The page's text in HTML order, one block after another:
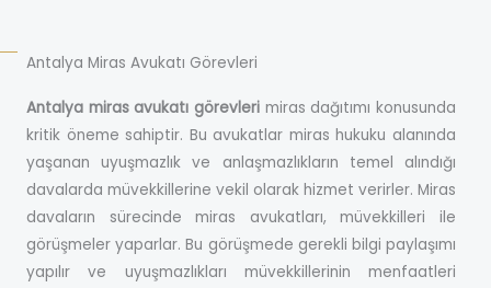
*
Antalya Miras Avukatı Görevleri
Antalya miras avukatı görevleri miras dağıtımı konusunda
kritik öneme sahiptir. Bu avukatlar miras hukuku alanında
yaşanan uyuşmazlık ve anlaşmazlıkların temel alındığı
davalarda müvekkillerine vekil olarak hizmet verirler. Miras
davaların sürecinde miras avukatları, müvekkilleri ile
görüşmeler yaparlar. Bu görüşmede gerekli bilgi paylaşımı
yapılır ve uyuşmazlıkları müvekkillerinin menfaatleri